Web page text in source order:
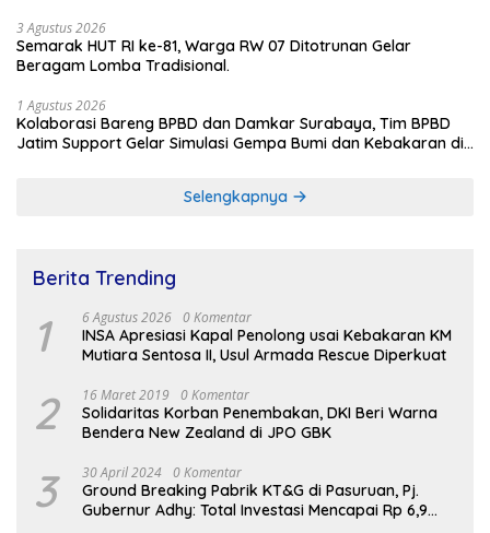
3 Agustus 2026
Semarak HUT RI ke-81, Warga RW 07 Ditotrunan Gelar
Beragam Lomba Tradisional.
1 Agustus 2026
Kolaborasi Bareng BPBD dan Damkar Surabaya, Tim BPBD
Jatim Support Gelar Simulasi Gempa Bumi dan Kebakaran di
Selengkapnya
Berita Trending
1 6 Agustus 2026 0 Komentar
INSA Apresiasi Kapal Penolong usai Kebakaran KM
Mutiara Sentosa II, Usul Armada Rescue Diperkuat
2 16 Maret 2019 0 Komentar
Solidaritas Korban Penembakan, DKI Beri Warna
Bendera New Zealand di JPO GBK
3 30 April 2024 0 Komentar
Ground Breaking Pabrik KT&G di Pasuruan, Pj.
Gubernur Adhy: Total Investasi Mencapai Rp 6,9